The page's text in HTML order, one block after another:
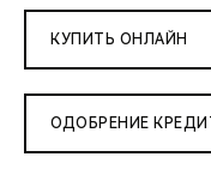
КУПИТЬ ОНЛАЙН
ОДОБРЕНИЕ